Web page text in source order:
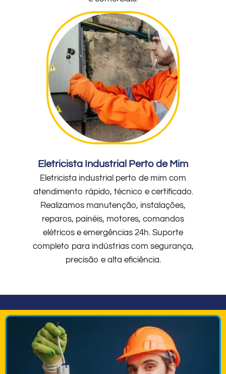
Eletricista Industrial Perto de Mim
Eletricista industrial perto de mim com
atendimento rápido, técnico e certificado.
Realizamos manutenção, instalações,
reparos, painéis, motores, comandos
elétricos e emergências 24h. Suporte
completo para indústrias com segurança,
precisão e alta eficiência.